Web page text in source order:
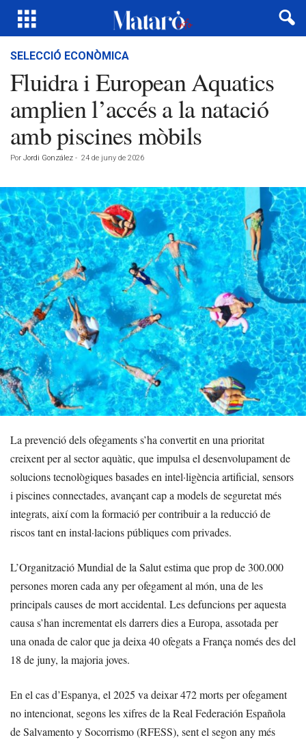
SELECCIÓ ECONÒMICA
Fluidra i European Aquatics
amplien l’accés a la natació
amb piscines mòbils
Por Jordi González - 24 de juny de 2026
La prevenció dels ofegaments s’ha convertit en una prioritat
creixent per al sector aquàtic, que impulsa el desenvolupament de
solucions tecnològiques basades en intel·ligència artificial, sensors
i piscines connectades, avançant cap a models de seguretat més
integrats, així com la formació per contribuir a la reducció de
riscos tant en instal·lacions públiques com privades.
L’Organització Mundial de la Salut estima que prop de 300.000
persones moren cada any per ofegament al món, una de les
principals causes de mort accidental. Les defuncions per aquesta
causa s’han incrementat els darrers dies a Europa, assotada per
una onada de calor que ja deixa 40 ofegats a França només des del
18 de juny, la majoria joves.
En el cas d’Espanya, el 2025 va deixar 472 morts per ofegament
no intencionat, segons les xifres de la Real Federación Española
de Salvamento y Socorrismo (RFESS), sent el segon any més